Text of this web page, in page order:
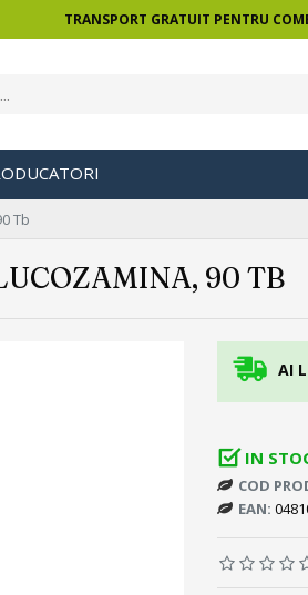
TRANSPORT GRATUIT PENTRU
Tb
90 TB
AI
IN
COD
EAN: